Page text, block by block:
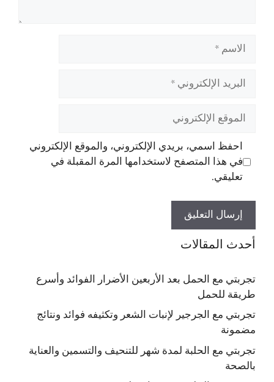
الاسم
البريد
الإلكتروني
الموقع
الإلكتروني
احفظ اسمي، بريدي الإلكتروني، والموقع الإلكتروني
في هذا المتصفح لاستخدامها المرة المقبلة في
تعليقي.
أحدث المقالات
تجربتي مع الحمل بعد الأربعين الأضرار الفوائد وأسرع
طريقة للحمل
تجربتي مع الجرجير لإنبات الشعر وتكثيفه فوائد ونتائج
مضمونة
تجربتي مع الحلبة لمدة شهر للتنحيف والتسمين والعناية
بالصحة